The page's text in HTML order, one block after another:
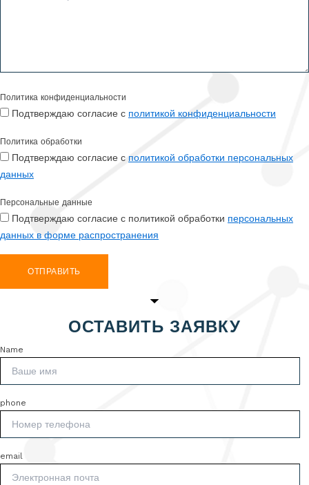
Политика конфиденциальности
Подтверждаю согласие с политикой конфиденциальности
Политика обработки
Подтверждаю согласие с политикой обработки персональных
данных
Персональные данные
Подтверждаю согласие с политикой обработки персональных
данных в форме распространения
ОТПРАВИТЬ
ОСТАВИТЬ ЗАЯВКУ
Name
phone
email